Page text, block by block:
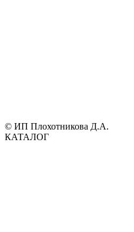
© ИП Плохотникова Д.А.
КАТАЛОГ